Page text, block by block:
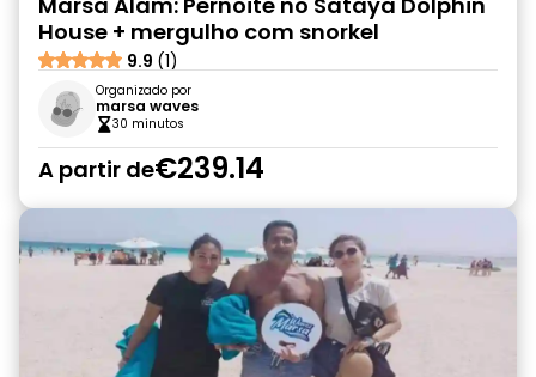
House + mergulho com snorkel
9.9 (1)
Organizado por
marsa waves
30 minutos
A partir de€239.14